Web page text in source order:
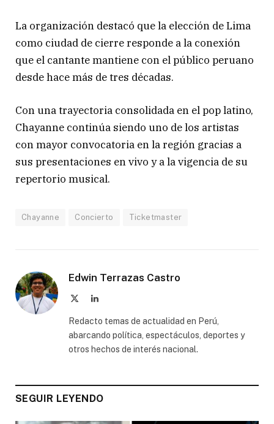
La organización destacó que la elección de Lima
como ciudad de cierre responde a la conexión
que el cantante mantiene con el público peruano
desde hace más de tres décadas.
Con una trayectoria consolidada en el pop latino,
Chayanne continúa siendo uno de los artistas
con mayor convocatoria en la región gracias a
sus presentaciones en vivo y a la vigencia de su
repertorio musical.
Chayanne Concierto Ticketmaster
Edwin Terrazas Castro
LinkedIn
Redacto temas de actualidad en Perú,
abarcando política, espectáculos, deportes y
otros hechos de interés nacional.
SEGUIR LEYENDO